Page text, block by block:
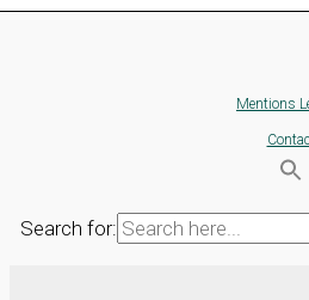
Mentions
Search for: